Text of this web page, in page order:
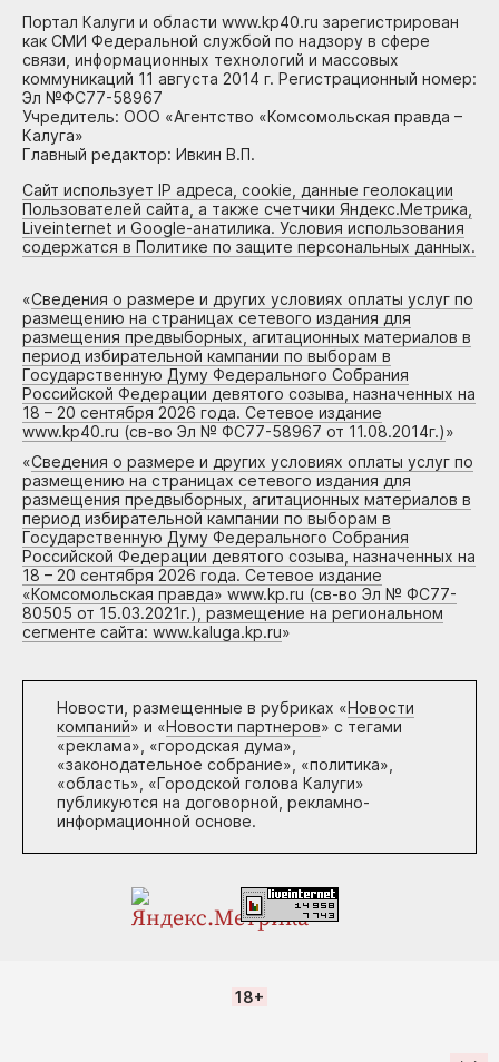
Портал Калуги и области www.kp40.ru зарегистрирован
как СМИ Федеральной службой по надзору в сфере
связи, информационных технологий и массовых
коммуникаций 11 августа 2014 г. Регистрационный номер:
Эл №ФС77-58967
Учредитель: ООО «Агентство «Комсомольская правда –
Калуга»
Главный редактор: Ивкин В.П.
Сайт использует IP адреса, cookie, данные геолокации
Пользователей сайта, а также счетчики Яндекс.Метрика,
Liveinternet и Google-анатилика. Условия использования
содержатся в Политике по защите персональных данных.
«Сведения о размере и других условиях оплаты услуг по
размещению на страницах сетевого издания для
размещения предвыборных, агитационных материалов в
период избирательной кампании по выборам в
Государственную Думу Федерального Собрания
Российской Федерации девятого созыва, назначенных на
18 – 20 сентября 2026 года. Сетевое издание
www.kp40.ru (св-во Эл № ФС77-58967 от 11.08.2014г.)»
«Сведения о размере и других условиях оплаты услуг по
размещению на страницах сетевого издания для
размещения предвыборных, агитационных материалов в
период избирательной кампании по выборам в
Государственную Думу Федерального Собрания
Российской Федерации девятого созыва, назначенных на
18 – 20 сентября 2026 года. Сетевое издание
«Комсомольская правда» www.kp.ru (св-во Эл № ФС77-
80505 от 15.03.2021г.), размещение на региональном
сегменте сайта: www.kaluga.kp.ru»
Новости, размещенные в рубриках «Новости
компаний» и «Новости партнеров» с тегами
«реклама», «городская дума»,
«законодательное собрание», «политика»,
«область», «Городской голова Калуги»
публикуются на договорной, рекламно-
информационной основе.
18+